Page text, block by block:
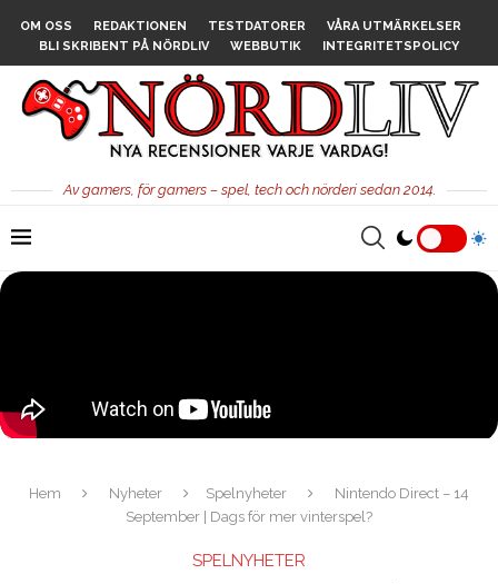
OM OSS REDAKTIONEN TESTDATORER
VÅRA UTMÄRKELSER
BLI SKRIBENT PÅ NÖRDLIV
WEBBUTIK INTEGRITETSPOLICY
Av gamers, för gamers – spel, tech och nörderi sedan 2014.
Hem Nyheter Spelnyheter
Nintendo Direct – 14
September | Dags för mer vinterspel?
SPELNYHETER